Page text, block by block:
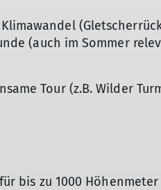
(auch im Sommer
Tour (z.B. Wilder
bis zu 1000